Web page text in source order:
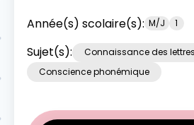
Année(s) scolaire(s): M/J 1
Sujet(s):
Connaissance des lettres
Conscience phonémique